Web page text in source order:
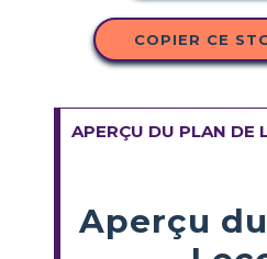
COPIER CE
APERÇU DU PLAN DE
Aperçu